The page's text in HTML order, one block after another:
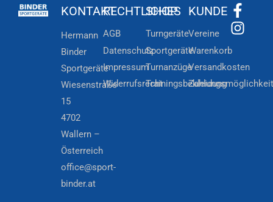
KONTAKT
Hermann
Binder
Sportgeräte
Wiesenstraße
15
4702
Wallern –
Österreich
office@sport-
binder.at
RECHTLICHES
AGB
Datenschutz
Impressum
Widerrufsrecht
SHOP
Turngeräte
Sportgeräte
Turnanzüge
Trainingsbekleidung
KUNDE
Vereine
Warenkorb
Versandkosten